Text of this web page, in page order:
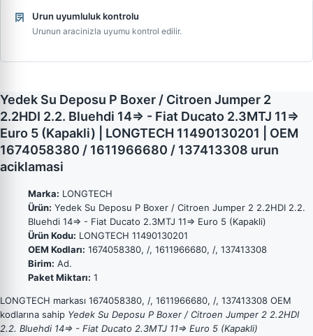
Urun uyumluluk kontrolu
Urunun aracinizla uyumu kontrol edilir.
Yedek Su Deposu P Boxer / Citroen Jumper 2
2.2HDI 2.2. Bluehdi 14=> - Fiat Ducato 2.3MTJ 11=>
Euro 5 (Kapakli) | LONGTECH 11490130201 | OEM
1674058380 / 1611966680 / 137413308 urun
aciklamasi
Marka: LONGTECH
Ürün: Yedek Su Deposu P Boxer / Citroen Jumper 2 2.2HDI 2.2.
Bluehdi 14=> - Fiat Ducato 2.3MTJ 11=> Euro 5 (Kapakli)
Ürün Kodu: LONGTECH 11490130201
OEM Kodları: 1674058380, /, 1611966680, /, 137413308
Birim: Ad.
Paket Miktarı: 1
LONGTECH markası 1674058380, /, 1611966680, /, 137413308 OEM
kodlarına sahip Yedek Su Deposu P Boxer / Citroen Jumper 2 2.2HDI
2.2. Bluehdi 14=> - Fiat Ducato 2.3MTJ 11=> Euro 5 (Kapakli)